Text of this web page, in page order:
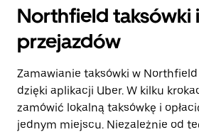
Northfield taksówki
przejazdów
Zamawianie taksówki w Northfield
dzięki aplikacji Uber. W kilku
zamówić lokalną taksówkę i
jednym miejscu. Niezależnie od